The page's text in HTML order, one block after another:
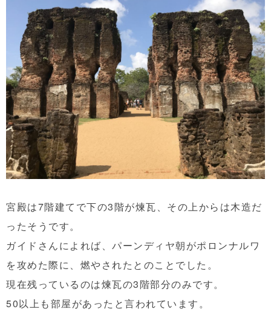
宮殿は7階建てで下の3階が煉瓦、その上からは木造だ
ったそうです。
ガイドさんによれば、パーンディヤ朝がポロンナルワ
を攻めた際に、燃やされたとのことでした。
現在残っているのは煉瓦の3階部分のみです。
50以上も部屋があったと言われています。